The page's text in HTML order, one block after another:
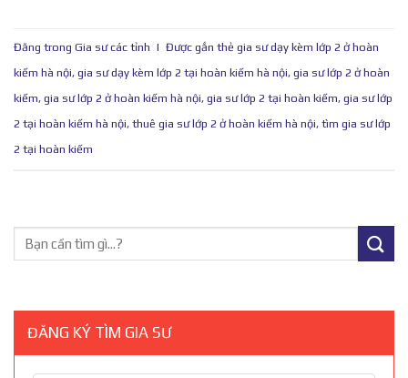
Đăng trong Gia sư các tỉnh | Được gắn thẻ gia sư dạy kèm lớp 2 ở hoàn
kiếm hà nội, gia sư dạy kèm lớp 2 tại hoàn kiếm hà nội, gia sư lớp 2 ở hoàn
kiếm, gia sư lớp 2 ở hoàn kiếm hà nội, gia sư lớp 2 tại hoàn kiếm, gia sư lớp
2 tại hoàn kiếm hà nội, thuê gia sư lớp 2 ở hoàn kiếm hà nội, tìm gia sư lớp
2 tại hoàn kiếm
ĐĂNG KÝ TÌM GIA SƯ